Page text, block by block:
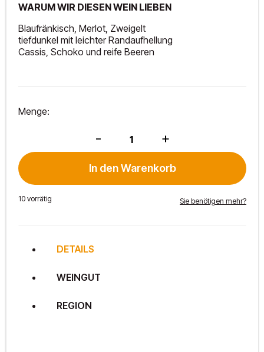
WARUM WIR DIESEN WEIN LIEBEN
Blaufränkisch, Merlot, Zweigelt
tiefdunkel mit leichter Randaufhellung
Cassis, Schoko und reife Beeren
Menge:
-
Menge
+
In den Warenkorb
10 vorrätig Sie benötigen mehr?
DETAILS
WEINGUT
REGION